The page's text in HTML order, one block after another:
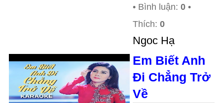
• Bình luận: 0 •
Thích: 0
Ngoc Hạ
Em Biết Anh
Đi Chẳng Trở
Về